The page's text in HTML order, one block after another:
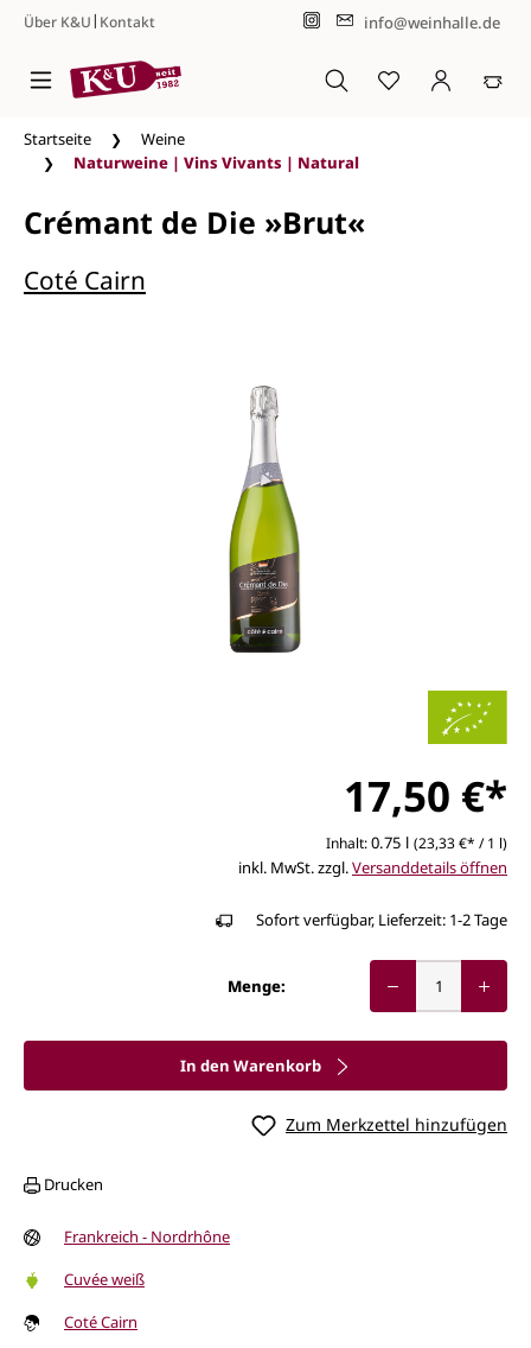
Zum Hauptinhalt springen
Über K&U| Kontakt info@weinhalle.de
Startseite
Weine
Naturweine | Vins Vivants | Natural
Crémant de Die »Brut«
Coté Cairn
17,50 €*
Inhalt:0.75 l (23,33 €* / 1 l)
inkl. MwSt. zzgl.Versanddetails öffnen
Sofort verfügbar, Lieferzeit: 1-2 Tage
Menge:
In den Warenkorb
Zum Merkzettel hinzufügen
Drucken
Frankreich - Nordrhône
Cuvée weiß
Coté Cairn